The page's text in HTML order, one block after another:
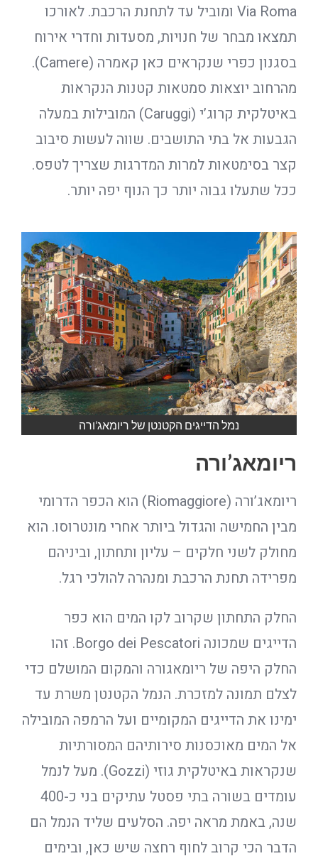
Via Roma ומוביל עד לתחנת הרכבת. לאורכו
תמצאו מבחר של חנויות, מסעדות וחדרי אירוח
בסגנון כפרי שנקראים כאן קאמרה (Camere).
מהרחוב יוצאות סמטאות קטנות הנקראות
באיטלקית קרוג’י (Caruggi) המובילות במעלה
הגבעות אל בתי התושבים. שווה לעשות סיבוב
קצר בסימטאות למרות המדרגות שצריך לטפס.
ככל שתעלו גבוה יותר כך הנוף יפה יותר.
נמל הדייגים הקטנטן של ריומאג’ורה
ריומאג’ורה
ריומאג’ורה (Riomaggiore) הוא הכפר הדרומי
מבין החמישה והגדול ביותר אחרי מונטרוסו. הוא
מחולק לשני חלקים – עליון ותחתון, וביניהם
מפרידה תחנת הרכבת ומנהרה להולכי רגל.
החלק התחתון שקרוב לקו המים הוא כפר
הדייגים שמכונה Borgo dei Pescatori. זהו
החלק היפה של ריומאגורה והמקום המושלם כדי
לצלם תמונה למזכרת. הנמל הקטנטן משרת עד
ימינו את הדייגים המקומיים ועל הרמפה המובילה
אל המים מאוכסנות סירותיהם המסורתיות
שנקראות באיטלקית גוזי (Gozzi). מעל לנמל
עומדים בשורה בתי פסטל עתיקים בני כ-400
שנה, באמת מראה יפה. הסלעים שליד הנמל הם
הדבר הכי קרוב לחוף רחצה שיש כאן, ובימים